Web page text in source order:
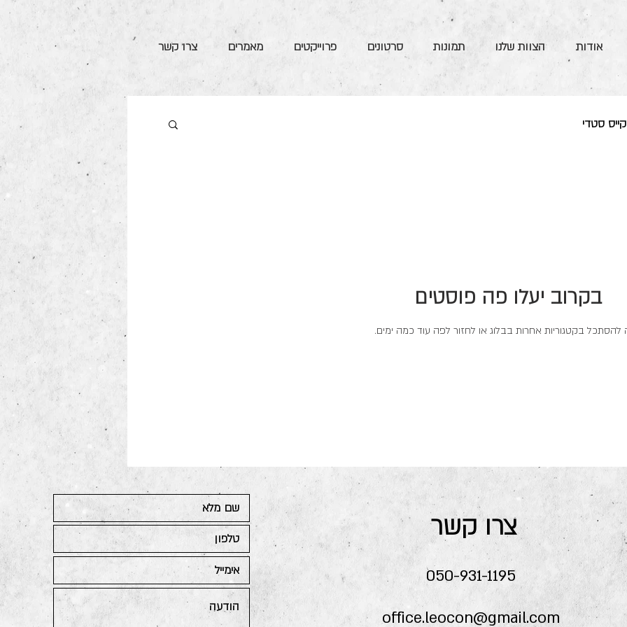
אודות הצוות שלנו תמונות סרטונים פרוייקטים מאמרים צרו קשר
קייס סטדי
בקרוב יעלו פה פוסטים
להסתכל בקטגוריות אחרות בבלוג או לחזור לפה עוד כמה ימים.
צרו קשר
050-931-1195
office.leocon@gmail.com